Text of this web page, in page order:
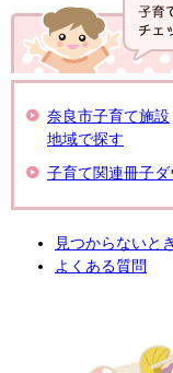
奈良市子育て施設
地域で探す
子育て関連冊子ダ
見つからないと
よくある質問